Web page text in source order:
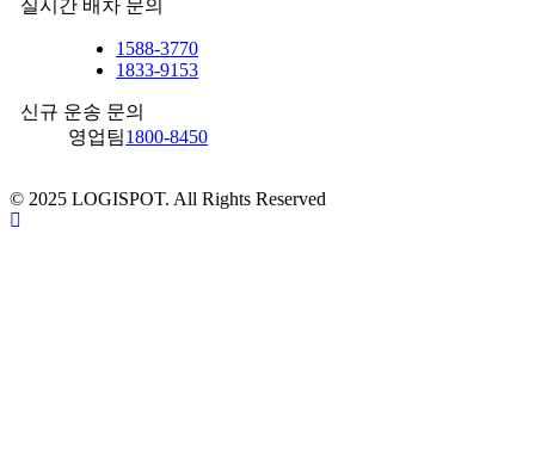
실시간 배차 문의
1588-3770
1833-9153
신규 운송 문의
영업팀1800-8450
© 2025 LOGISPOT. All Rights Reserved